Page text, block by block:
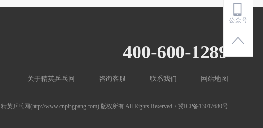
400-600-1289
关于精英乒乓网 咨询客服 联系我们 网站地图
精英乒乓网(http://www.cnpingpang.com) 版权所有 All Rights Reserved. / 冀ICP备13017680号
公众号